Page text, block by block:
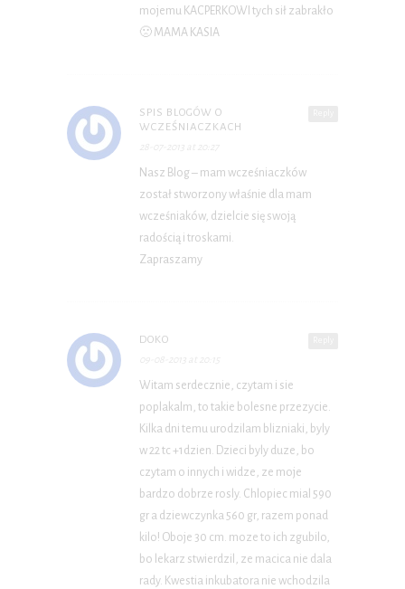
mojemu KACPERKOWI tych sił zabrakło
🙁 MAMA KASIA
SPIS BLOGÓW O
WCZEŚNIACZKACH
Nasz Blog – mam wcześniaczków
został stworzony właśnie dla mam
wcześniaków, dzielcie się swoją
radością i troskami.
Zapraszamy
DOKO
Witam serdecznie, czytam i sie
poplakalm, to takie bolesne przezycie.
Kilka dni temu urodzilam blizniaki, byly
w 22 tc +1dzien. Dzieci byly duze, bo
czytam o innych i widze, ze moje
bardzo dobrze rosly. Chlopiec mial 590
gr a dziewczynka 560 gr, razem ponad
kilo! Oboje 30 cm. moze to ich zgubilo,
bo lekarz stwierdzil, ze macica nie dala
rady. Kwestia inkubatora nie wchodzila